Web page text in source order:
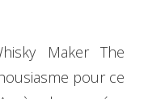
Maker The
pour ce